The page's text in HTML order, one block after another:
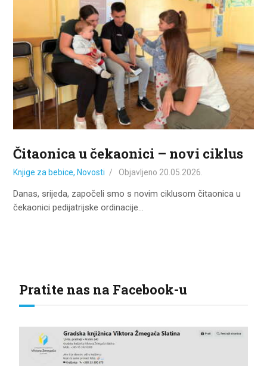
Čitaonica u čekaonici – novi ciklus
Knjige za bebice, Novosti Objavljeno 20.05.2026.
Danas, srijeda, započeli smo s novim ciklusom čitaonica u
čekaonici pedijatrijske ordinacije…
Pratite nas na Facebook-u